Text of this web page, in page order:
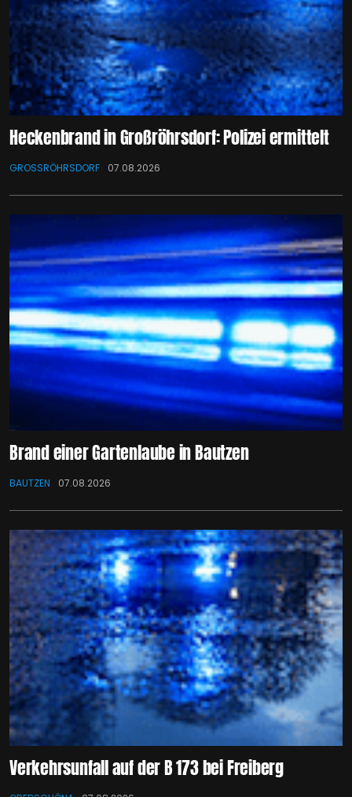
Heckenbrand in Großröhrsdorf: Polizei ermittelt
GROSSRÖHRSDORF 07.08.2026
Brand einer Gartenlaube in Bautzen
BAUTZEN 07.08.2026
Verkehrsunfall auf der B 173 bei Freiberg